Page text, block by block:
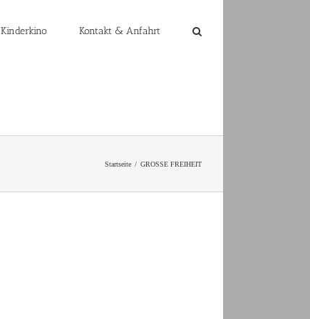
Kinderkino Kontakt & Anfahrt
Startseite GROSSE FREIHEIT